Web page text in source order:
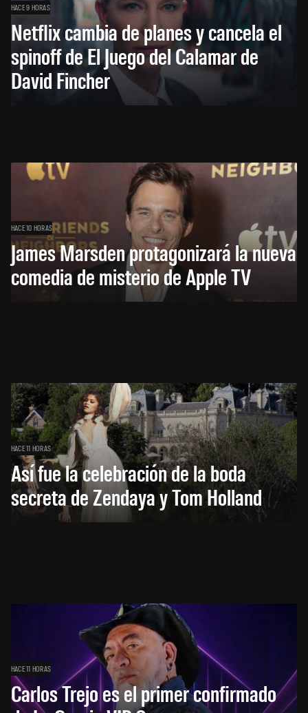
HACE 9 HORAS
Netflix cambia de planes y cancela el
spinoff de El Juego del Calamar de
David Fincher
HACE 10 HORAS
James Marsden protagonizará la nueva
comedia de misterio de Apple TV
HACE 11 HORAS
Así fue la celebración de la boda
secreta de Zendaya y Tom Holland
HACE 11 HORAS
Carlos Trejo es el primer confirmado